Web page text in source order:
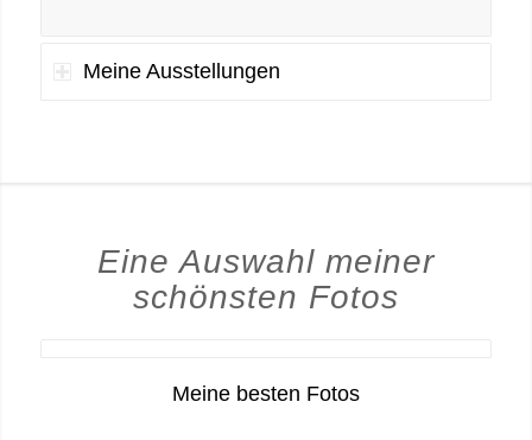
Meine Ausstellungen
Eine Auswahl meiner
schönsten Fotos
Meine besten Fotos